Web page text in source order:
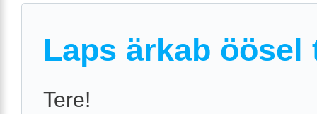
Laps ärkab öösel
Tere!